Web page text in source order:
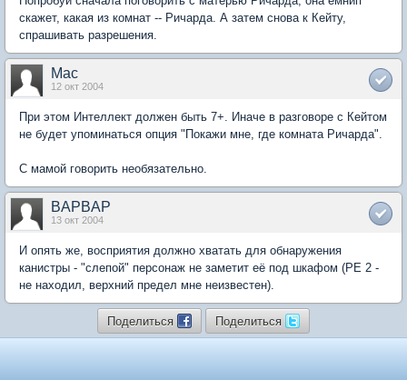
скажет, какая из комнат -- Ричарда. А затем снова к Кейту,
спрашивать разрешения.
Mac
12 окт 2004
При этом Интеллект должен быть 7+. Иначе в разговоре с Кейтом
не будет упоминаться опция "Покажи мне, где комната Ричарда".
С мамой говорить необязательно.
BAPBAP
13 окт 2004
И опять же, восприятия должно хватать для обнаружения
канистры - "слепой" персонаж не заметит её под шкафом (PE 2 -
не находил, верхний предел мне неизвестен).
Поделиться Поделиться